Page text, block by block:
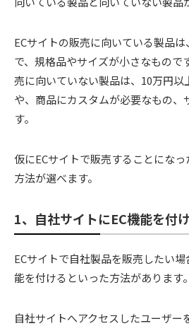
ECサイトの販売に向いている製品
で、規格品やサイズが小さなもので
売に向いていない製品は、10万円以
や、商品にカスタムが必要なもの、
す。
仮にECサイトで販売することにな
方法が選べます。
1、自社サイトにEC機能を付
ECサイトで自社製品を販売したい
能を付けるといった方法があります。
自社サイトへアクセスしたユーザー